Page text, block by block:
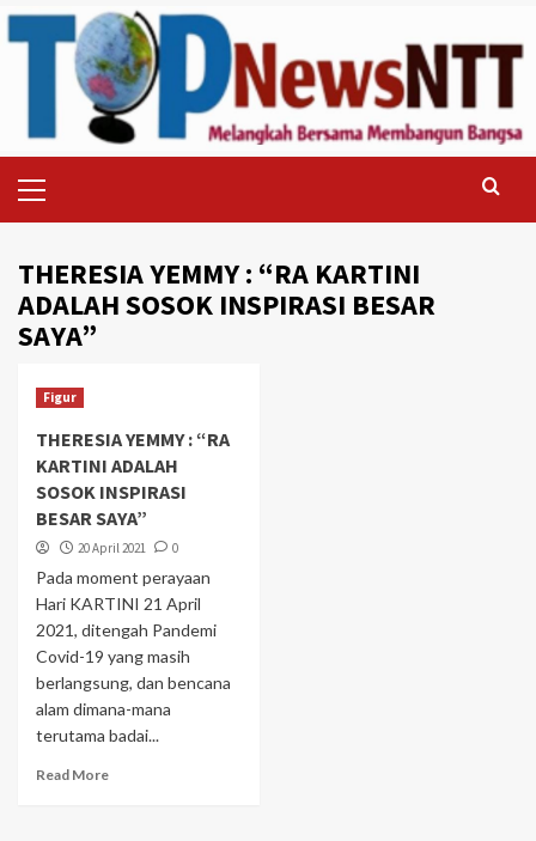
Skip
to
Menu
THERESIA YEMMY : “RA KARTINI
ADALAH SOSOK INSPIRASI BESAR
SAYA”
Figur
THERESIA YEMMY : “RA
KARTINI ADALAH
SOSOK INSPIRASI
BESAR SAYA”
20 April 2021 0
Pada moment perayaan
Hari KARTINI 21 April
2021, ditengah Pandemi
Covid-19 yang masih
berlangsung, dan bencana
alam dimana-mana
terutama badai...
Read More